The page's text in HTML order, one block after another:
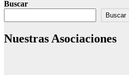
Buscar
Buscar
Nuestras Asociaciones